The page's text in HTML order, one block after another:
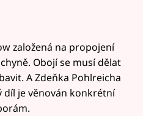
založená na propojení
Obojí se musí dělat
A Zdeňka Pohlreicha
díl je věnován konkrétní